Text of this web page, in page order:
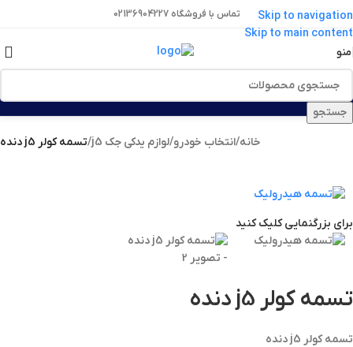
Skip to navigation
Skip to main content
تماس با فروشگاه 02136904227
منو
جستجو
خانه/انتخاب خودرو/لوازم یدکی جک j5 /تسمه کولر j5 دنده
برای بزرگنمایی کلیک کنید
تسمه کولر j5 دنده
تسمه کولر j5 دنده